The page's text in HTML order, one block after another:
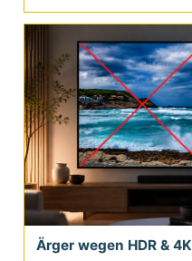
Ärger wegen HDR & 4K